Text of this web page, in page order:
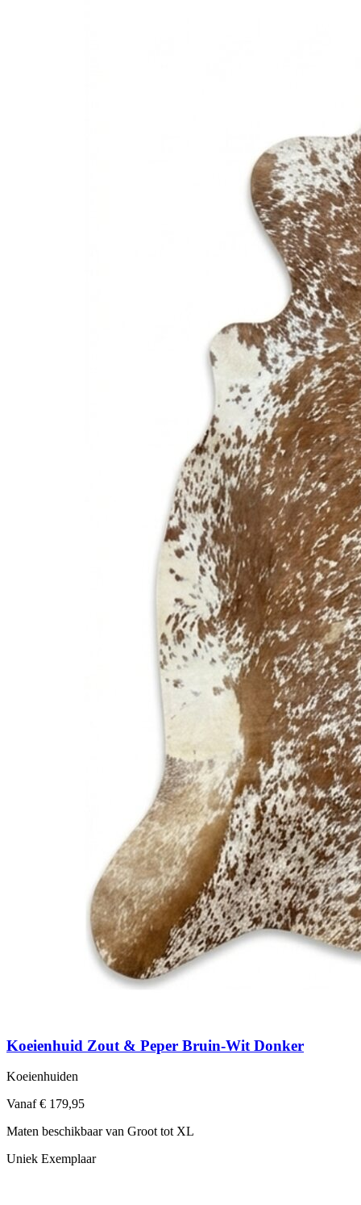
Koeienhuid Zout & Peper Bruin-Wit Donker
Koeienhuiden
Vanaf € 179,95
Maten beschikbaar van Groot tot XL
Uniek Exemplaar